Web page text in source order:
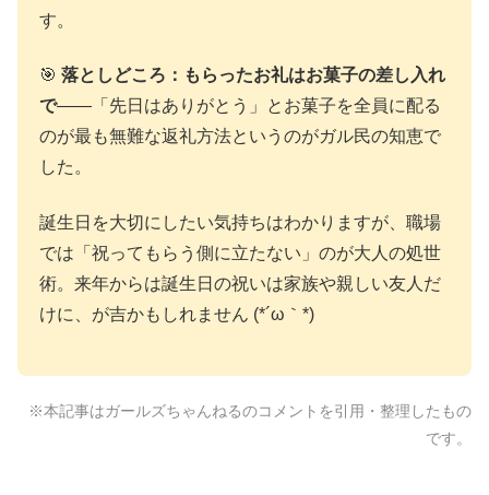
す。
🎯 落としどころ：もらったお礼はお菓子の差し入れ
で――「先日はありがとう」とお菓子を全員に配る
のが最も無難な返礼方法というのがガル民の知恵で
した。
誕生日を大切にしたい気持ちはわかりますが、職場
では「祝ってもらう側に立たない」のが大人の処世
術。来年からは誕生日の祝いは家族や親しい友人だ
けに、が吉かもしれません (*´ω｀*)
※本記事はガールズちゃんねるのコメントを引用・整理したもの
です。